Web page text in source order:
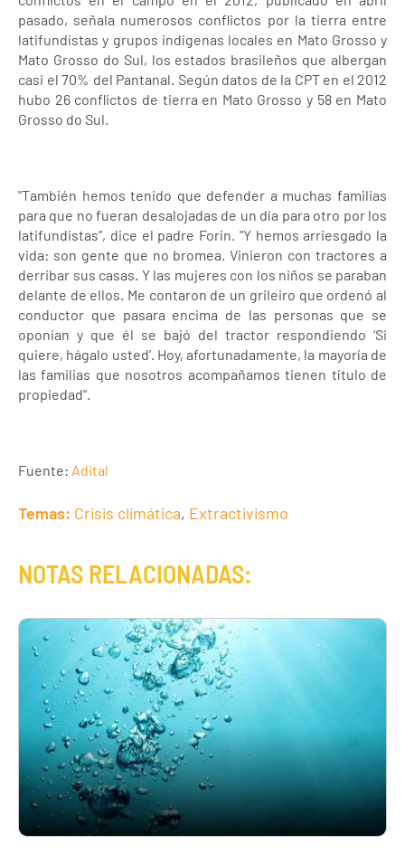
pasado, señala numerosos conflictos por la tierra entre
latifundistas y grupos indígenas locales en Mato Grosso y
Mato Grosso do Sul, los estados brasileños que albergan
casi el 70% del Pantanal. Según datos de la CPT en el 2012
hubo 26 conflictos de tierra en Mato Grosso y 58 en Mato
Grosso do Sul.
"También hemos tenido que defender a muchas familias
para que no fueran desalojadas de un día para otro por los
latifundistas”, dice el padre Forin. "Y hemos arriesgado la
vida: son gente que no bromea. Vinieron con tractores a
derribar sus casas. Y las mujeres con los niños se paraban
delante de ellos. Me contaron de un grileiro que ordenó al
conductor que pasara encima de las personas que se
oponían y que él se bajó del tractor respondiendo ‘Si
quiere, hágalo usted’. Hoy, afortunadamente, la mayoría de
las familias que nosotros acompañamos tienen título de
propiedad”.
Fuente: Adital
Temas: Crisis climática, Extractivismo
NOTAS RELACIONADAS: